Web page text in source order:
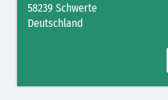
Bronchodilatatoren (blau-
58239 Schwerte
Deutschland